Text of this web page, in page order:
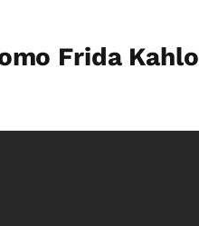
Frida Kahlo